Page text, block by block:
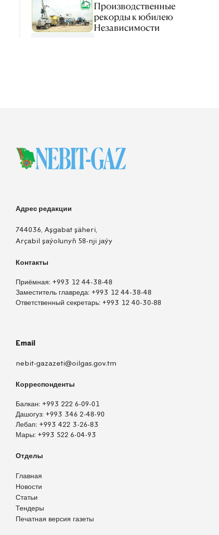
Производственные
рекорды к юбилею
Независимости
Адрес редакции
744036, Aşgabat şäheri,
Arçabil şaýolunyň 58-nji jaýy
Контакты
Приёмная: +993 12 44-38-48
Заместитель главреда: +993 12 44-38-48
Ответственный секретарь: +993 12 40-30-88
Email
nebit-gazazeti@oilgas.gov.tm
Корреспонденты
Балкан: +993 222 6-09-01
Дашогуз: +993 346 2-48-90
Лебап: +993 422 3-26-83
Мары: +993 522 6-04-93
Отделы
Главная
Новости
Статьи
Тендеры
Печатная версия газеты